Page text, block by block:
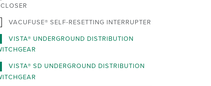
VACUFUSE® SELF-RESETTING INTERRUPTER
VISTA® UNDERGROUND DISTRIBUTION
VISTA® SD UNDERGROUND DISTRIBUTION